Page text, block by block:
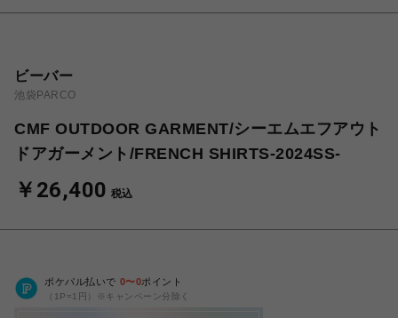
ビーバー
池袋PARCO
CMF OUTDOOR GARMENT/シーエムエフアウト
ドアガーメント/FRENCH SHIRTS-2024SS-
￥26,400 税込
ポケパル払いで 0〜0ポイント
（1P=1円）※キャンペーン分除く